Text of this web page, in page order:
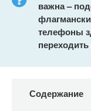
важна –
телефоны
Содержание